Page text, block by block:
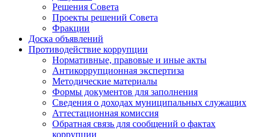
Решения Совета
Проекты решений Совета
Фракции
Доска объявлений
Противодействие коррупции
Нормативные, правовые и иные акты
Антикоррупционная экспертиза
Методические материалы
Формы документов для заполнения
Сведения о доходах муниципальных служащих
Аттестационная комиссия
Обратная связь для сообщений о фактах
коррупции